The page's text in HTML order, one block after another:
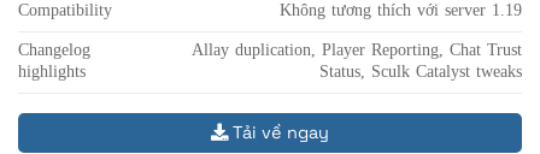
Compatibility Không tương thích với server 1.19
Changelog
highlights
Allay duplication, Player Reporting, Chat Trust
Status, Sculk Catalyst tweaks
Tải về ngay